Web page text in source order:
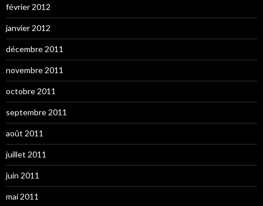
février 2012
janvier 2012
décembre 2011
novembre 2011
octobre 2011
septembre 2011
août 2011
juillet 2011
juin 2011
mai 2011